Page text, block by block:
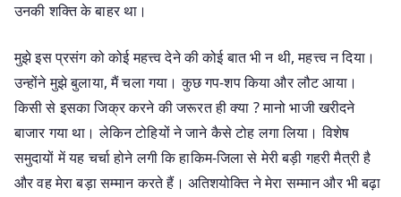
उनकी शक्ति के बाहर था।
मुझे इस प्रसंग को कोई महत्त्व देने की कोई बात भी न थी, महत्त्व न दिया।
उन्होंने मुझे बुलाया, मैं चला गया। कुछ गप-शप किया और लौट आया।
किसी से इसका जिक्र करने की जरूरत ही क्या ? मानो भाजी खरीदने
बाजार गया था। लेकिन टोहियों ने जाने कैसे टोह लगा लिया। विशेष
समुदायों में यह चर्चा होने लगी कि हाकिम-जिला से मेरी बड़ी गहरी मैत्री है
और वह मेरा बड़ा सम्मान करते हैं। अतिशयोक्ति ने मेरा सम्मान और भी बढ़ा